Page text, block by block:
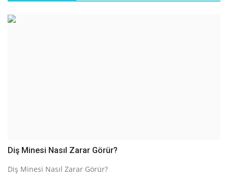
Diş Minesi Nasıl Zarar Görür?
Diş Minesi Nasıl Zarar Görür?